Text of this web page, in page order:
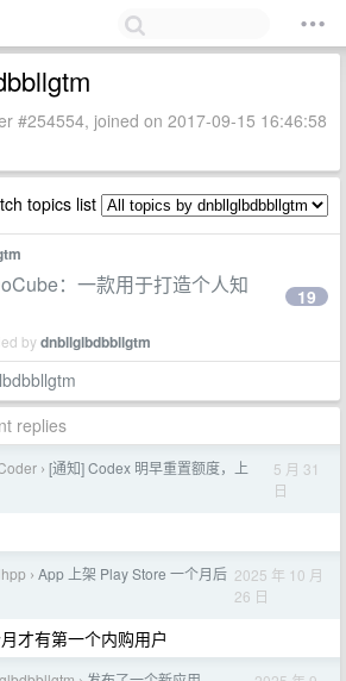
#254554, joined on 2017-09-15 16:46:58
topics list
：一款用于打造个人知
bydnbllglbdbbllgtm
19
replies
› [通知] Codex 明早重置额度，上
5 月 31
日
› App 上架 Play Store 一个月后 2025 年 10 月
26 日
才有第一个内购用户